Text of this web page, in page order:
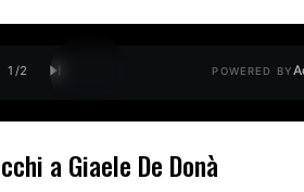
1 /2 POWERED BY
a Giaele De Donà